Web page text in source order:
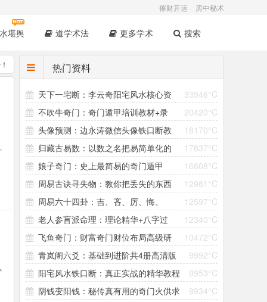
催财开运 房中秘术
堪舆 道学术法 更多学术 搜索
热门资料
33946°C
天下一宅断：李云奇阳宅风水核心资
料
20420°C
不吹牛奇门：奇门遁甲培训教材+录
音+案例
18170°C
头像预测：边永涛微信头像铁口断教
学资料
17837°C
归藏古易数：以数之名把易简单化的
速成易术
16608°C
娘子奇门：史上最简易的奇门遁甲
术！
12981°C
周易古诀寻失物：教你把丢失的东西
找回来！
12597°C
周易六十四卦：吉、吝、厉、悔、
咎、凶释义
12340°C
老人参盲派命理：理论精华+八字过
三关
10472°C
飞鱼奇门：财富奇门财位布局高级研
修班讲义
9992°C
青岚阁六爻：基础到进阶共4册高清版
9953°C
阳宅风水铁口断：真正实战的精华教程
9934°C
阴钱变阳钱：秘传真有用的奇门火供求